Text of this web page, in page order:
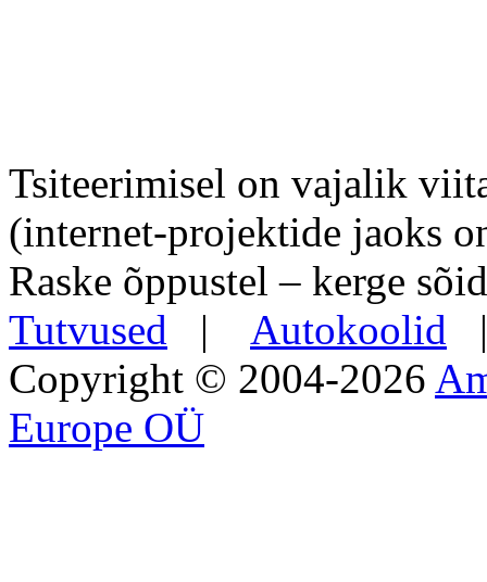
Tsiteerimisel on vajalik
(internet-projektide jaoks
Raske õppustel – kerge
Tutvused | Autokoolid
Copyright © 2004-2026
Europe OÜ